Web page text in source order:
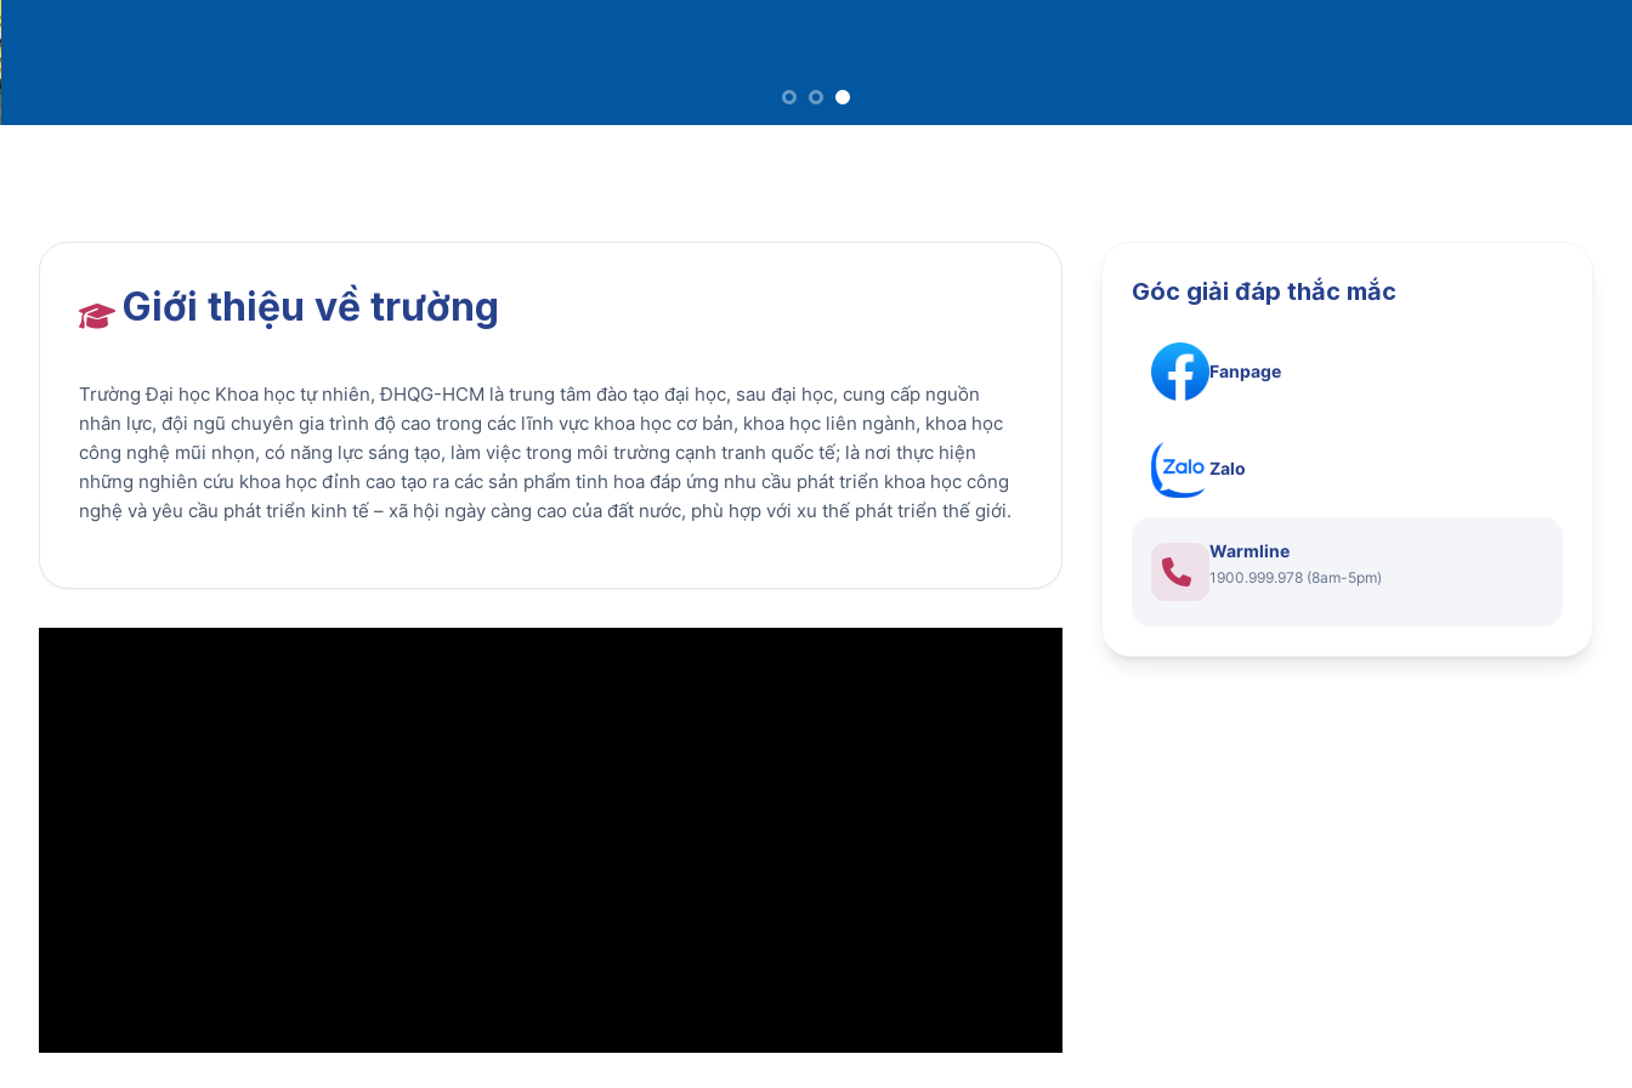
Giới thiệu về trường
Trường Đại học Khoa học tự nhiên, ĐHQG-HCM là trung tâm đào tạo đại học, sau đại học, cung cấp nguồn
nhân lực, đội ngũ chuyên gia trình độ cao trong các lĩnh vực khoa học cơ bản, khoa học liên ngành, khoa học
công nghệ mũi nhọn, có năng lực sáng tạo, làm việc trong môi trường cạnh tranh quốc tế; là nơi thực hiện
những nghiên cứu khoa học đỉnh cao tạo ra các sản phẩm tinh hoa đáp ứng nhu cầu phát triển khoa học công
nghệ và yêu cầu phát triển kinh tế – xã hội ngày càng cao của đất nước, phù hợp với xu thế phát triển thế giới.
Góc giải đáp thắc mắc
Fanpage
Zalo
Warmline
1900.999.978 (8am-5pm)